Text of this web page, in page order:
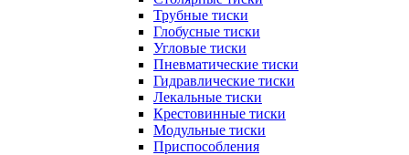
Трубные тиски
Глобусные тиски
Угловые тиски
Пневматические тиски
Гидравлические тиски
Лекальные тиски
Крестовинные тиски
Модульные тиски
Приспособления